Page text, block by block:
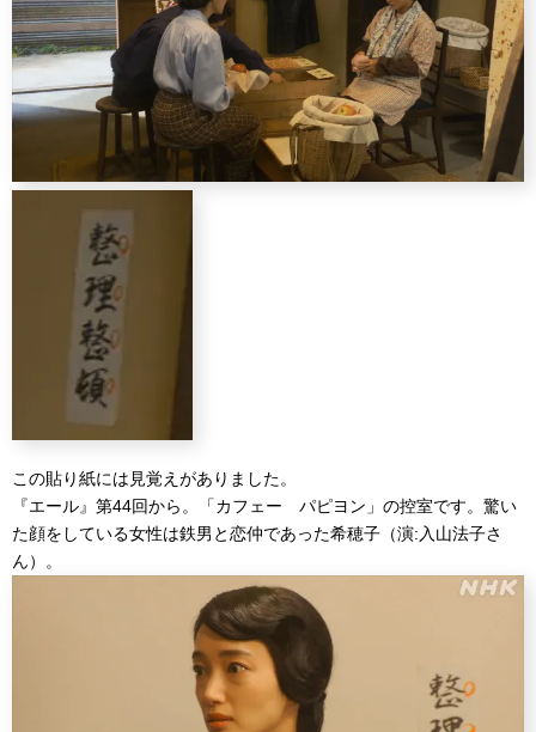
この貼り紙には見覚えがありました。
『エール』第44回から。「カフェー パピヨン」の控室です。驚い
た顔をしている女性は鉄男と恋仲であった希穂子（演:入山法子さ
ん）。